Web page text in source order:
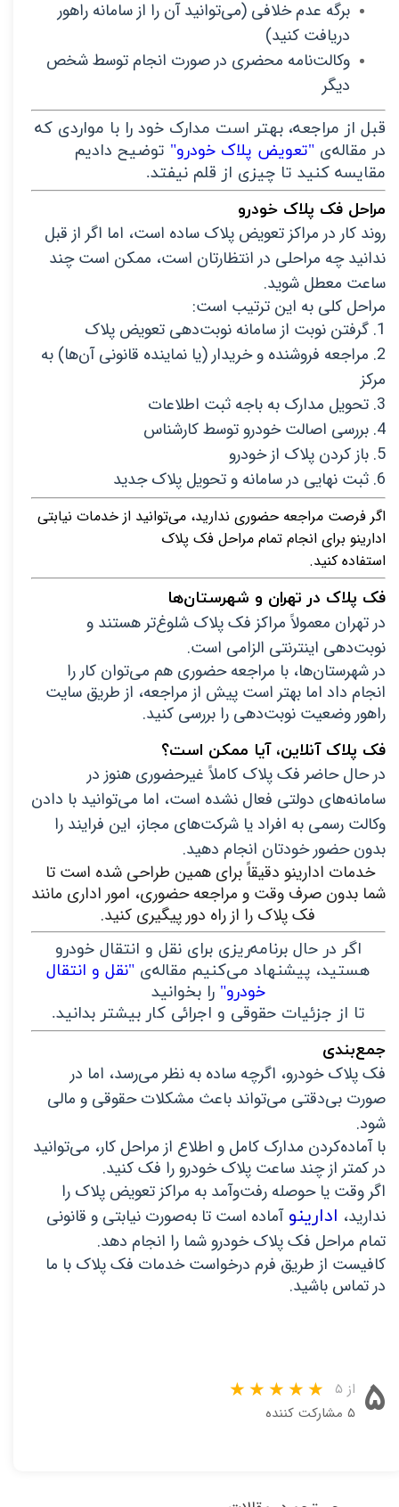
دریافت کنید)
دیگر
قبل از مراجعه، بهتر است مدارک خود را با مواردی که
در مقاله‌ی "تعویض پلاک خودرو" توضیح دادیم
مقایسه کنید تا چیزی از قلم نیفتد.
مراحل فک پلاک خودرو
ساعت معطل شوید.
مراحل کلی به این ترتیب است:
1. گرفتن نوبت از سامانه نوبت‌دهی تعویض پلاک
مرکز
3. تحویل مدارک به باجه ثبت اطلاعات
4. بررسی اصالت خودرو توسط کارشناس
5. باز کردن پلاک از خودرو
6. ثبت نهایی در سامانه و تحویل پلاک جدید
ادارینو برای انجام تمام مراحل فک پلاک
استفاده کنید.
فک پلاک در تهران و شهرستان‌ها
نوبت‌دهی اینترنتی الزامی است.
راهور وضعیت نوبت‌دهی را بررسی کنید.
فک پلاک آنلاین، آیا ممکن است؟
بدون حضور خودتان انجام دهید.
فک پلاک را از راه دور پیگیری کنید.
اگر در حال برنامه‌ریزی برای نقل و انتقال خودرو
هستید، پیشنهاد می‌کنیم مقاله‌ی "نقل و انتقال
خودرو" را بخوانید
تا از جزئیات حقوقی و اجرائی کار بیشتر بدانید.
جمع‌بندی
شود.
در کمتر از چند ساعت پلاک خودرو را فک کنید.
اگر وقت یا حوصله رفت‌وآمد به مراکز تعویض پلاک را
ندارید، ادارینو
تمام مراحل فک پلاک خودرو شما را انجام دهد.
در تماس باشید.
۵ از ۵
۵ مشارکت کننده